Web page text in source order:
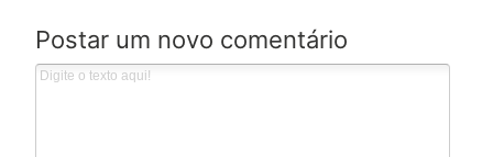
Postar um novo comentário